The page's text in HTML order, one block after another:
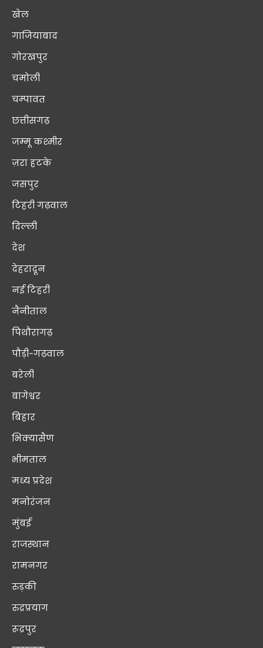
खेल
गाजियाबाद
गोरखपुर
चमोली
चम्पावत
छत्तीसगढ़
जम्मू कश्मीर
ज़रा हटके
जसपुर
टिहरी गढ़वाल
दिल्ली
देश
देहरादून
नई टिहरी
नैनीताल
पिथौरागढ़
पौड़ी-गढ़वाल
बरेली
बागेश्वर
बिहार
भिक्यासैण
भीमताल
मध्य प्रदेश
मनोरंजन
मुंबई
राजस्थान
रामनगर
रुड़की
रुद्रप्रयाग
रूद्रपुर